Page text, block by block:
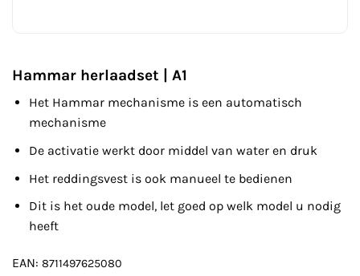
Hammar herlaadset | A1
Het Hammar mechanisme is een automatisch
mechanisme
De activatie werkt door middel van water en druk
Het reddingsvest is ook manueel te bedienen
Dit is het oude model, let goed op welk model u nodig
heeft
EAN: 8711497625080